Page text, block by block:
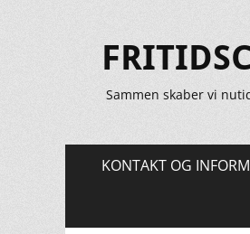
Sammen skaber vi
Primær
KONTAKT OG